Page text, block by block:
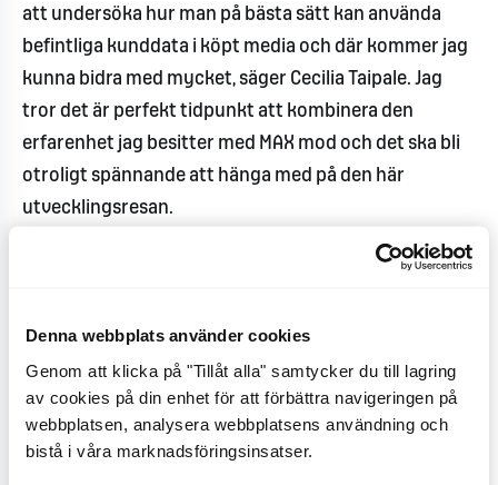
Denna webbplats använder cookies
Genom att klicka på "Tillåt alla" samtycker du till lagring
av cookies på din enhet för att förbättra navigeringen på
webbplatsen, analysera webbplatsens användning och
bistå i våra marknadsföringsinsatser.
att undersöka hur man på bästa sätt kan använda
befintliga kunddata i köpt media och där kommer jag
kunna bidra med mycket, säger Cecilia Taipale. Jag
tror det är perfekt tidpunkt att kombinera den
erfarenhet jag besitter med MAX mod och det ska bli
otroligt spännande att hänga med på den här
utvecklingsresan.
MAX befinner sig i en expansionsfas och har sedan två
verksamhet på flera marknader. Med sin långa
erfarenhet från bland annat display, online video och
social inom bolag som H&M, IKEA och Telia har Cecilia
en riktning för hur MAX kan ta tillvara sin egen
potential.